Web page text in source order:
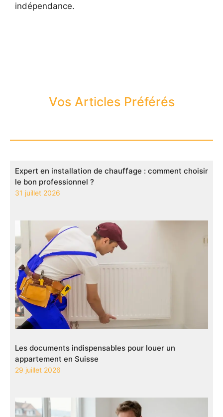
indépendance.
Vos Articles Préférés
Expert en installation de chauffage : comment choisir
le bon professionnel ?
31 juillet 2026
Les documents indispensables pour louer un
appartement en Suisse
29 juillet 2026